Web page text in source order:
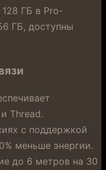
128 ГБ в Pro-
ГБ, доступны
Thread.
с поддержкой
меньше энергии.
до 6 метров на 30